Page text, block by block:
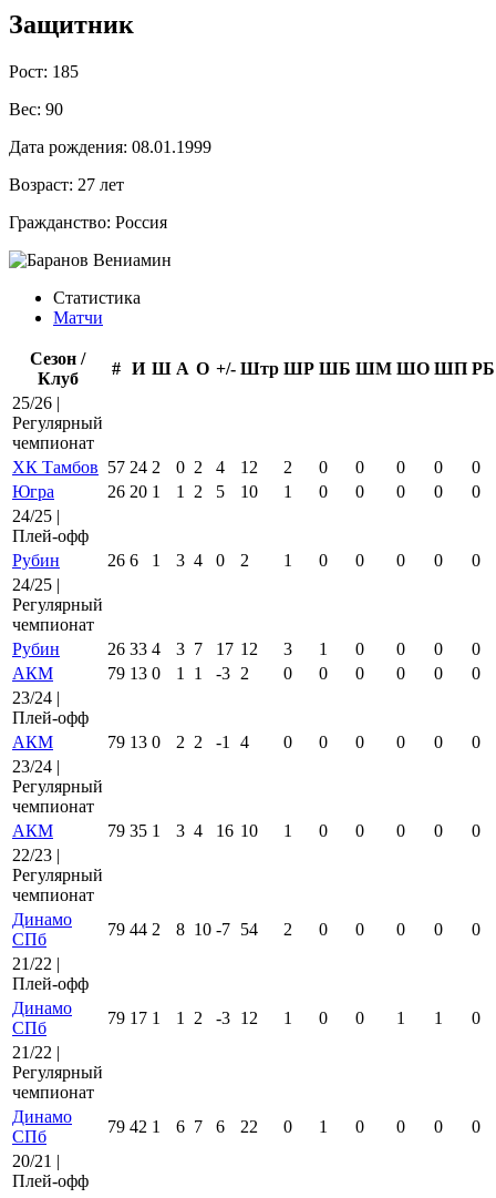
Защитник
Рост: 185
Вес: 90
Дата рождения: 08.01.1999
Возраст: 27 лет
Гражданство: Россия
Статистика
Матчи
Сезон /
Клуб
# И Ш А О +/- Штр ШР ШБ ШМ ШО ШП РБ
25/26 |
Регулярный
чемпионат
ХК Тамбов 57 24 2 0 2 4 12 2 0 0 0 0
0
Югра
26 20 1 1 2 5 10 1 0 0 0 0
0
24/25 |
Плей-офф
Рубин
26 6 1 3 4 0 2 1 0 0 0 0
0
24/25 |
Регулярный
чемпионат
Рубин
26 33 4 3 7 17 12 3 1 0 0 0
0
АКМ
79 13 0 1 1 -3 2 0 0 0 0 0
0
23/24 |
Плей-офф
АКМ
79 13 0 2 2 -1 4 0 0 0 0 0
0
23/24 |
Регулярный
чемпионат
АКМ
79 35 1 3 4 16 10 1 0 0 0 0
0
22/23 |
Регулярный
чемпионат
Динамо
СПб
79 44 2 8 10 -7 54 2 0 0 0 0
0
21/22 |
Плей-офф
Динамо
СПб
79 17 1 1 2 -3 12 1 0 0 1 1
0
21/22 |
Регулярный
чемпионат
Динамо
СПб
79 42 1 6 7 6 22 0 1 0 0 0
0
20/21 |
Плей-офф